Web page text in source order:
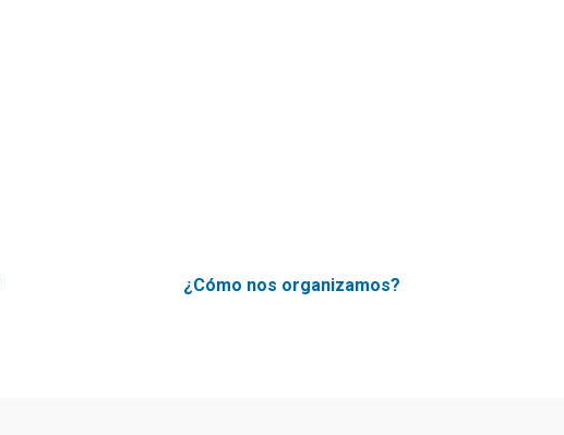
¿Cómo nos organizamos?